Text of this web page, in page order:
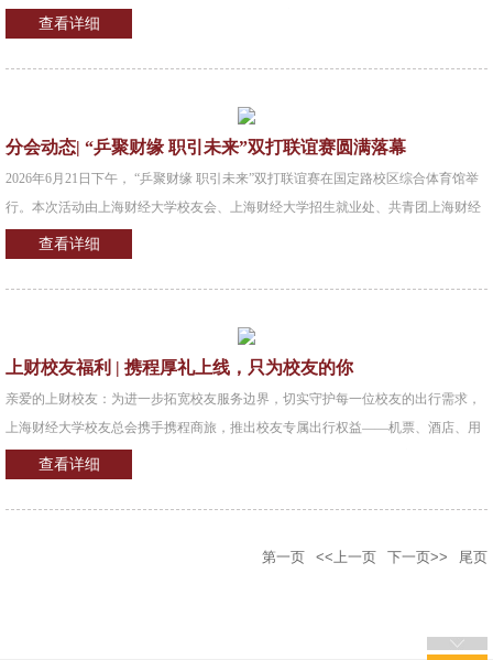
校董、江苏和泰投资有限公司董事长吴亚东，软库中华金融集团有限公司董事长曹
长、华东师范大学休闲文旅产业研究院院长钱建农，上海社会科学院应用经济研究
顾问委员、原副校长方华，合作发展处处长、校友总会秘书长陈红梅，中国经济思
想发展研究院院长程
查看详细
分会动态| “乒聚财缘 职引未来”双打联谊赛圆满落幕
2026年6月21日下午， “乒聚财缘 职引未来”双打联谊赛在国定路校区综合体育馆举
行。本次活动由上海财经大学校友会、上海财经大学招生就业处、共青团上海财经
大学委员会主办，上海财经大学校友会乒乓球分会（下称“乒乓球分会”）承办，上
办。本次活动共有16支队伍参赛、吸引近60人共同参与。出席本次活动的嘉宾有：
业处处长彭曦老师，上海财经大学团委副书记任斌老师。在开幕式上，上海财经大
学原党委
查看详细
上财校友福利 | 携程厚礼上线，只为校友的你
亲爱的上财校友：为进一步拓宽校友服务边界，切实守护每一位校友的出行需求，
上海财经大学校友总会携手携程商旅，推出校友专属出行权益——机票、酒店、用
车一站搞定，无论是约上三五好友踏青赏春、重温青春，还是奔赴远方、逐梦前
资源携程商旅满足机票、酒店、用车等多场景预订需求，给校友一站式出行预订体
查看详细
第一页 <<上一页 下一页>> 尾页